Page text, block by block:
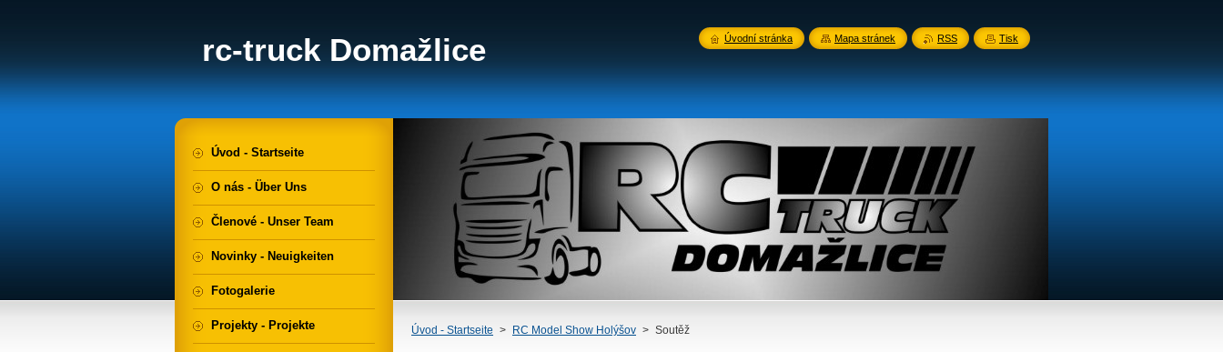
rc-truck Domažlice
Úvod - Startseite > RC Model Show Holýšov > Soutěž
Úvod - Startseite
O nás - Über Uns
Členové - Unser Team
Novinky - Neuigkeiten
Fotogalerie
Projekty - Projekte
Úvodní stránka Mapa stránek RSS Tisk